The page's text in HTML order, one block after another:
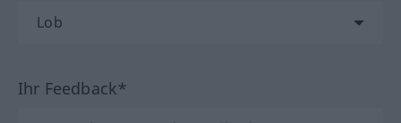
Ihr Feedback*